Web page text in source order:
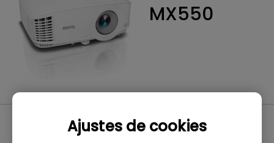
Ajustes de cookies
MX550
Software y Driver